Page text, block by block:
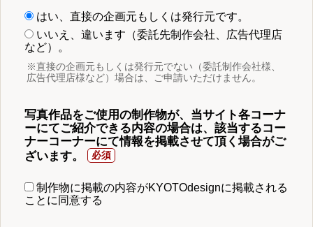
はい、直接の企画元もしくは発行元です。
いいえ、違います（委託先制作会社、広告代理店
など）。
※直接の企画元もしくは発行元でない（委託制作会社様、
広告代理店様など）場合は、ご申請いただけません。
写真作品をご使用の制作物が、当サイト各コーナ
ーにてご紹介できる内容の場合は、該当するコー
ナーコーナーにて情報を掲載させて頂く場合がご
ざいます。
制作物に掲載の内容がKYOTOdesignに掲載される
ことに同意する